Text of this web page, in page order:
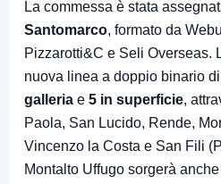
La commessa è stata
Santomarco, formato da
Pizzarotti&C e Seli Overseas.
nuova linea a doppio binario di
galleria e 5 in superficie,
Paola, San Lucido, Rende,
Vincenzo la Costa e San Fili
Montalto Uffugo sorgerà